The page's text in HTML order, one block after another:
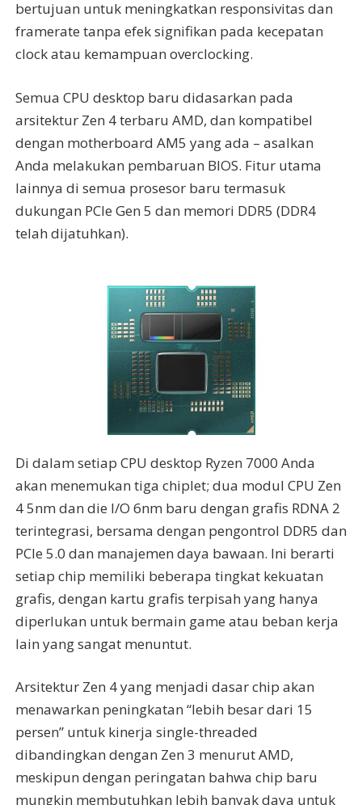
bertujuan untuk meningkatkan responsivitas dan
framerate tanpa efek signifikan pada kecepatan
clock atau kemampuan overclocking.
Semua CPU desktop baru didasarkan pada
arsitektur Zen 4 terbaru AMD, dan kompatibel
dengan motherboard AM5 yang ada – asalkan
Anda melakukan pembaruan BIOS. Fitur utama
lainnya di semua prosesor baru termasuk
dukungan PCIe Gen 5 dan memori DDR5 (DDR4
telah dijatuhkan).
Di dalam setiap CPU desktop Ryzen 7000 Anda
akan menemukan tiga chiplet; dua modul CPU Zen
4 5nm dan die I/O 6nm baru dengan grafis RDNA 2
terintegrasi, bersama dengan pengontrol DDR5 dan
PCIe 5.0 dan manajemen daya bawaan. Ini berarti
setiap chip memiliki beberapa tingkat kekuatan
grafis, dengan kartu grafis terpisah yang hanya
diperlukan untuk bermain game atau beban kerja
lain yang sangat menuntut.
Arsitektur Zen 4 yang menjadi dasar chip akan
menawarkan peningkatan “lebih besar dari 15
persen” untuk kinerja single-threaded
dibandingkan dengan Zen 3 menurut AMD,
meskipun dengan peringatan bahwa chip baru
mungkin membutuhkan lebih banyak daya untuk